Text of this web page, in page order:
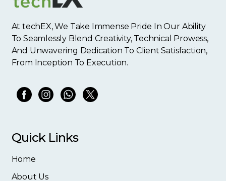
At techEX, We Take Immense Pride In Our Ability
To Seamlessly Blend Creativity, Technical Prowess,
And Unwavering Dedication To Client Satisfaction,
From Inception To Execution.
Quick Links
Home
About Us